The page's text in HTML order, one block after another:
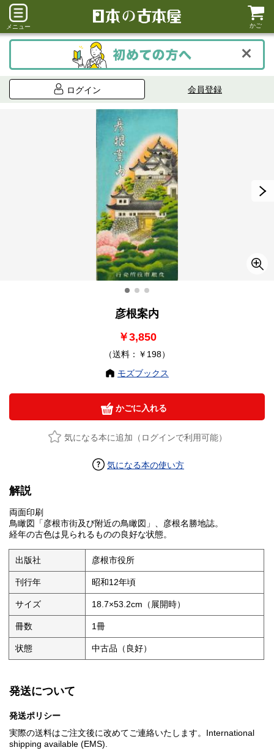
メニュー かご
ログイン 会員登録
彦根案内
￥3,850
（送料：￥198）
モズブックス
かごに入れる
気になる本に追加（ログインで利用可能）
気になる本の使い方
解説
両面印刷
鳥瞰図「彦根市街及び附近の鳥瞰図」、彦根名勝地誌。
経年の古色は見られるものの良好な状態。
出版社 彦根市役所
刊行年 昭和12年頃
サイズ 18.7×53.2cm（展開時）
冊数 1冊
状態 中古品（良好）
発送について
発送ポリシー
実際の送料はご注文後に改めてご連絡いたします。International
shipping available (EMS).